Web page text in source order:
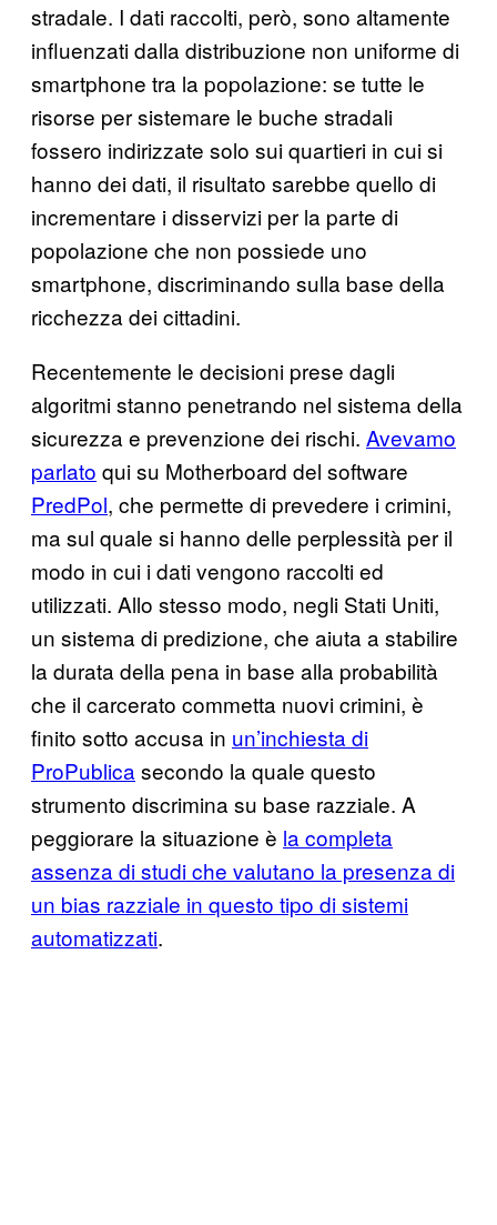
stradale. I dati raccolti, però, sono altamente
influenzati dalla distribuzione non uniforme di
smartphone tra la popolazione: se tutte le
risorse per sistemare le buche stradali
fossero indirizzate solo sui quartieri in cui si
hanno dei dati, il risultato sarebbe quello di
incrementare i disservizi per la parte di
popolazione che non possiede uno
smartphone, discriminando sulla base della
ricchezza dei cittadini.
Recentemente le decisioni prese dagli
algoritmi stanno penetrando nel sistema della
sicurezza e prevenzione dei rischi. Avevamo
parlato qui su Motherboard del software
PredPol, che permette di prevedere i crimini,
ma sul quale si hanno delle perplessità per il
modo in cui i dati vengono raccolti ed
utilizzati. Allo stesso modo, negli Stati Uniti,
un sistema di predizione, che aiuta a stabilire
la durata della pena in base alla probabilità
che il carcerato commetta nuovi crimini, è
finito sotto accusa in un’inchiesta di
ProPublica secondo la quale questo
strumento discrimina su base razziale. A
peggiorare la situazione è la completa
assenza di studi che valutano la presenza di
un bias razziale in questo tipo di sistemi
automatizzati.